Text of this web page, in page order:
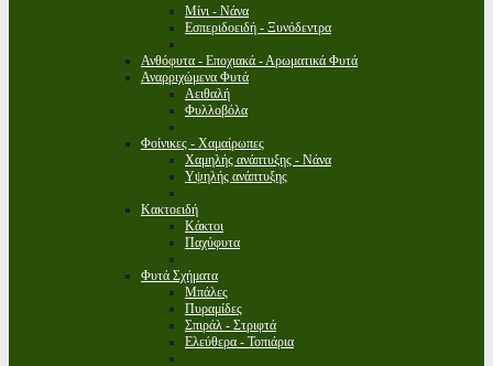
Μίνι - Νάνα
Εσπεριδοειδή - Ξυνόδεντρα
Ανθόφυτα - Εποχιακά - Αρωματικά Φυτά
Αναρριχώμενα Φυτά
Αειθαλή
Φυλλοβόλα
Φοίνικες - Χαμαίρωπες
Χαμηλής ανάπτυξης - Νάνα
Υψηλής ανάπτυξης
Κακτοειδή
Κάκτοι
Παχύφυτα
Φυτά Σχήματα
Μπάλες
Πυραμίδες
Σπιράλ - Στριφτά
Ελεύθερα - Τοπιάρια